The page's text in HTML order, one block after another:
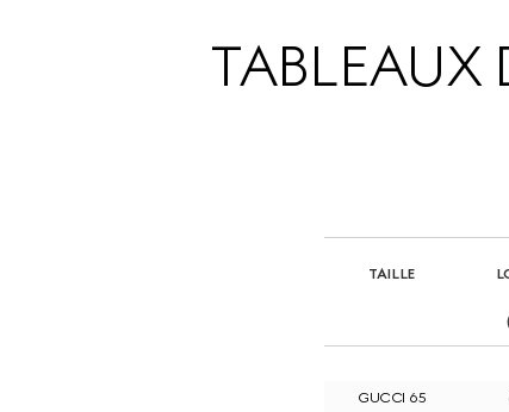
TABLEAUX
TAILLE
GUCCI 65